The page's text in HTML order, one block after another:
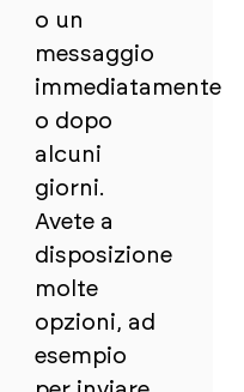
o un
messaggio
immediatamente
o dopo
alcuni
giorni.
Avete a
disposizione
molte
opzioni, ad
esempio